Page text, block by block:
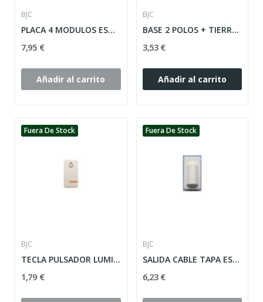
BJC
PLACA 4 MODULOS ESTRECHOS O 2 ANCHOS CON...
7,95 €
Añadir al carrito
BJC
BASE 2 POLOS + TIERRA SOL TIEDE/CORAL BJC ref:...
3,53 €
Añadir al carrito
Fuera De Stock
BJC
TECLA PULSADOR LUMINOSO SIMBOLO TIMBRE ESTRECHA...
1,79 €
Fuera De Stock
BJC
SALIDA CABLE TAPA ESTRECHA SOL TEIDE ref: 16034-A
6,23 €